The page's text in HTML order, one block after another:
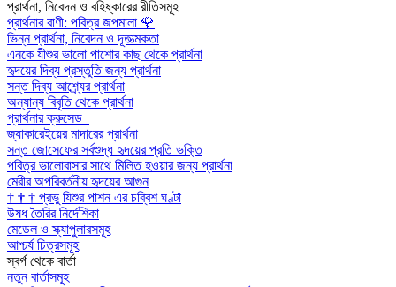
প্রার্থনা, নিবেদন ও বহিষ্কারের রীতিসমূহ
প্রার্থনার রাণী: পবিত্র জপমালা 🌹
ভিন্ন প্রার্থনা, নিবেদন ও দূতাত্মকতা
এনকে যীশুর ভালো পাশোর কাছ থেকে প্রার্থনা
হৃদয়ের দিব্য প্রস্তুতি জন্য প্রার্থনা
সন্ত দিব্য আশ্র্যের প্রার্থনা
অন্যান্য বিবৃতি থেকে প্রার্থনা
প্রার্থনার ক্রুসেড
জ্যাকারেইয়ের মাদারের প্রার্থনা
সন্ত জোসেফের সর্বশুদ্ধ হৃদয়ের প্রতি ভক্তি
পবিত্র ভালোবাসার সাথে মিলিত হওয়ার জন্য প্রার্থনা
মেরীর অপরিবর্তনীয় হৃদয়ের আগুন
† † † প্রভু যিশুর পাশন এর চব্বিশ ঘণ্টা
উষধ তৈরির নির্দেশিকা
মেডেল ও স্ক্যাপুলারসমূহ
আশ্চর্য চিত্রসমূহ
স্বর্গ থেকে বার্তা
নতুন বার্তাসমূহ